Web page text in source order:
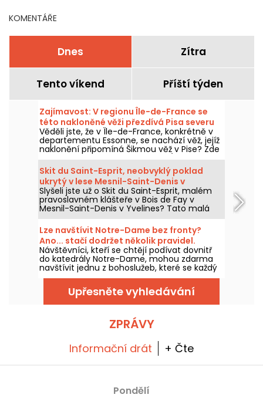
KOMENTÁŘE
Dnes Zítra
Tento víkend Příští týden
Zajímavost: V regionu Île-de-France se
této nakloněné věži přezdívá Pisa severu
(91).
Věděli jste, že v Île-de-France, konkrétně v
departementu Essonne, se nachází věž, jejíž
naklonění připomíná Šikmou věž v Pise? Zde
je příběh kostela Saint-Martin d'Étampes a
jeho úžasné nakloněné zvonice.
Skit du Saint-Esprit, neobvyklý poklad
ukrytý v lese Mesnil-Saint-Denis v
departementu Yvelines
Slyšeli jste už o Skit du Saint-Esprit, malém
pravoslavném klášteře v Bois de Fay v
Mesnil-Saint-Denis v Yvelines? Tato malá
stavba, která se ve skutečnosti skládá ze tří
kostelů, odhaluje poklad ukrytý uvnitř, který
musí navštívit milovníci neobvyklých
památek a historie umění.
Lze navštívit Notre-Dame bez fronty?
Ano... stačí dodržet několik pravidel.
Návštěvníci, kteří se chtějí podívat dovnitř
do katedrály Notre-Dame, mohou zdarma
navštívit jednu z bohoslužeb, které se každý
den konají. Tato možnost je otevřená všem,
stačí přijít hlavně kvůli účasti na slavení
nebo plně dodržet průběh bohoslužby.
Vysvětlíme, co je třeba vědět.
Upřesněte vyhledávání
ZPRÁVY
Informační drát + Čte
Pondělí